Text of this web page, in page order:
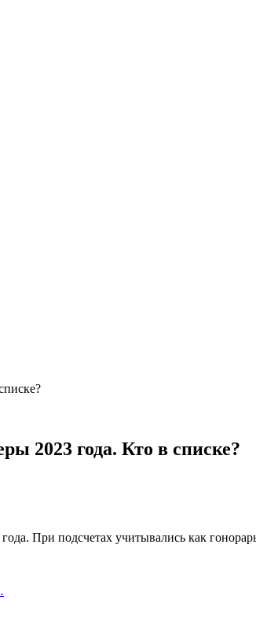
2023 года. Кто в списке?
При подсчетах учитывались как